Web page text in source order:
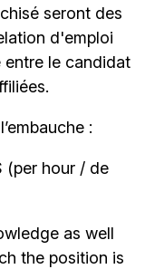
seront des
d'emploi
entre le candidat
:
(per hour / de
as well
the position is